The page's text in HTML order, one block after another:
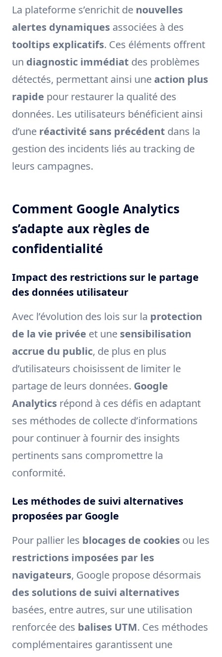
La plateforme s’enrichit de nouvelles
alertes dynamiques associées à des
tooltips explicatifs. Ces éléments offrent
un diagnostic immédiat des problèmes
détectés, permettant ainsi une action plus
rapide pour restaurer la qualité des
données. Les utilisateurs bénéficient ainsi
d’une réactivité sans précédent dans la
gestion des incidents liés au tracking de
leurs campagnes.
Comment Google Analytics
s’adapte aux règles de
confidentialité
Impact des restrictions sur le partage
des données utilisateur
Avec l’évolution des lois sur la protection
de la vie privée et une sensibilisation
accrue du public, de plus en plus
d’utilisateurs choisissent de limiter le
partage de leurs données. Google
Analytics répond à ces défis en adaptant
ses méthodes de collecte d’informations
pour continuer à fournir des insights
pertinents sans compromettre la
conformité.
Les méthodes de suivi alternatives
proposées par Google
Pour pallier les blocages de cookies ou les
restrictions imposées par les
navigateurs, Google propose désormais
des solutions de suivi alternatives
basées, entre autres, sur une utilisation
renforcée des balises UTM. Ces méthodes
complémentaires garantissent une